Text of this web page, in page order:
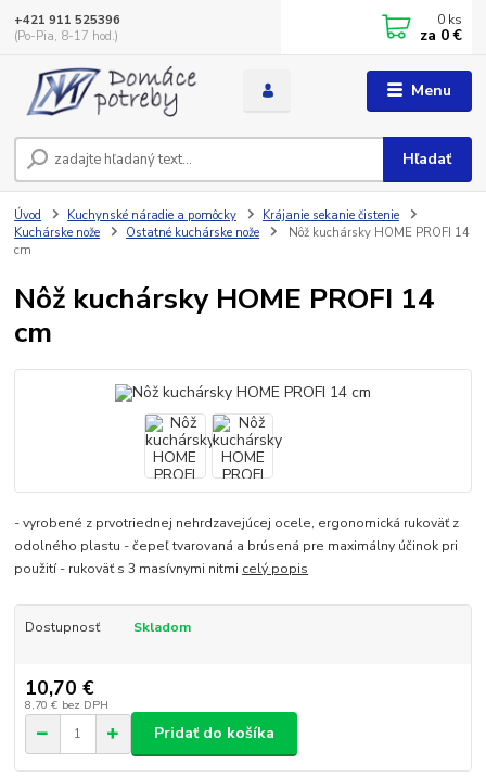
Menu
Hľadať
+421 911 525396
(Po-Pia, 8-17 hod.)
0 ks
za 0 €
Úvod Kuchynské náradie a pomôcky
Krájanie sekanie čistenie
Kuchárske nože
Ostatné kuchárske nože
Nôž kuchársky HOME PROFI 14
cm
Nôž kuchársky HOME PROFI 14
cm
- vyrobené z prvotriednej nehrdzavejúcej ocele, ergonomická rukoväť z
odolného plastu - čepeľ tvarovaná a brúsená pre maximálny účinok pri
použití - rukoväť s 3 masívnymi nitmi celý popis
Dostupnosť Skladom
10,70 €
8,70 € bez DPH
Pridať do košíka